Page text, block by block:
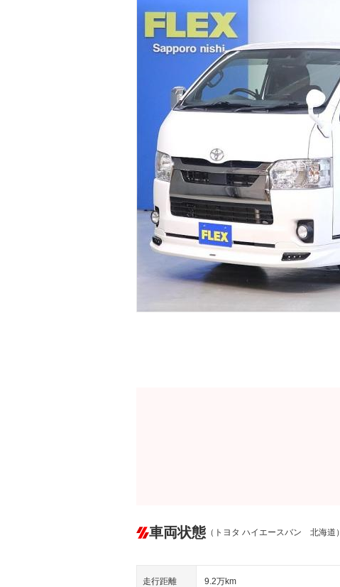
車両状態 （トヨタ ハイエースバン 北海道）
走行距離 9.2万km